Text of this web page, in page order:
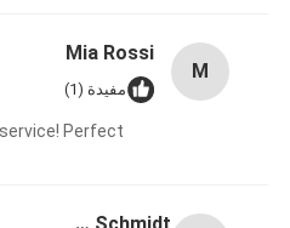
M
Mia Rossi
مفيدة (1)
Perfect.